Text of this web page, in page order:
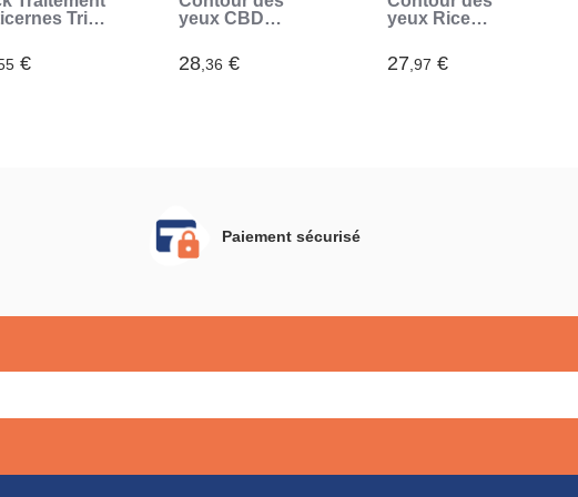
Triple
€
yeux CBD
InnovaGoods 15
ml
28,36 €
yeux Rice
InnovaGoods 15
ml
27 ,97 €
Paiement sécurisé